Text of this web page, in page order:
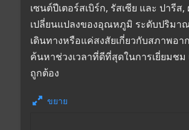
เซนต์ปีเตอร์สเบิร์ก, รัสเซีย และ ปารี
เปลี่ยนแปลงของอุณหภูมิ ระดับปริมา
เดินทางหรือแค่สงสัยเกี่ยวกับสภาพอ
ค้นหาช่วงเวลาที่ดีที่สุดในการเยี่ยมช
ถูกต้อง
ขยาย